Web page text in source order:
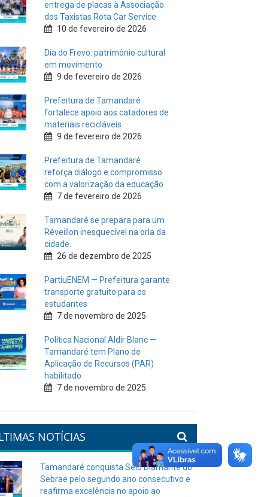
entrega de placas à Associação
dos Taxistas Rota Car Service
10 de fevereiro de 2026
Dia do Frevo: patrimônio cultural
em movimento
9 de fevereiro de 2026
Prefeitura de Tamandaré
fortalece apoio aos catadores de
materiais recicláveis
9 de fevereiro de 2026
Prefeitura de Tamandaré
reforça diálogo e compromisso
com a valorização da educação
7 de fevereiro de 2026
Tamandaré se prepara para um
Réveillon inesquecível na orla da
cidade.
26 de dezembro de 2025
PartiuENEM — Prefeitura garante
transporte gratuito para os
estudantes
7 de novembro de 2025
Política Nacional Aldir Blanc —
Tamandaré tem Plano de
Aplicação de Recursos (PAR)
habilitado
7 de novembro de 2025
NOTÍCIAS
Tamandaré conquista Selo Diamante do
Sebrae pelo segundo ano consecutivo e
reafirma excelência no apoio ao